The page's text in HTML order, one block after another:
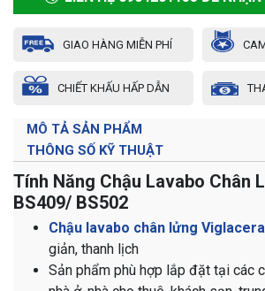
GIAO HÀNG MIỄN PHÍ
CHIẾT KHẤU HẤP DẪN
MÔ TẢ SẢN PHẨM
THÔNG SỐ KỸ THUẬT
Tính Năng Chậu Lavabo Chân
BS409/ BS502
Chậu lavabo chân lửng Viglacera
giản, thanh lịch
Sản phẩm phù hợp lắp đặt tại các